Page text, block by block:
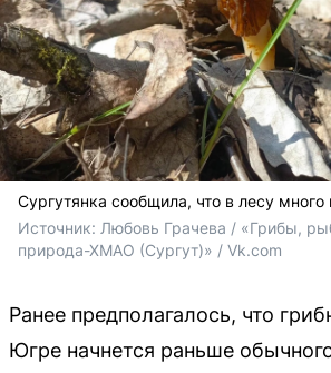
Сургутянка сообщила, что в лесу много
Источник: Любовь Грачева / «Грибы,
природа-ХМАО (Сургут)» / Vk.com
Ранее предполагалось, что
Югре начнется раньше